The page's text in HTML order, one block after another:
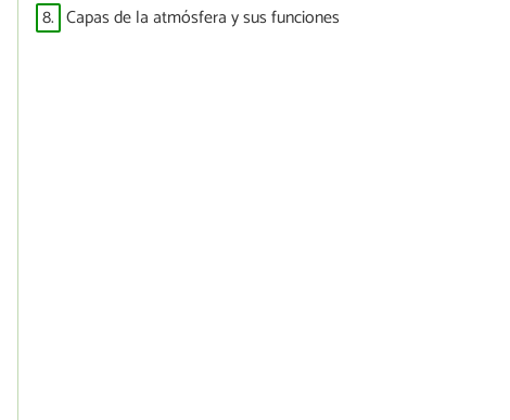
8. Capas de la atmósfera y sus funciones